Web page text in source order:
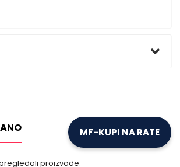
proizvode.
MF-KUPI NA RATE